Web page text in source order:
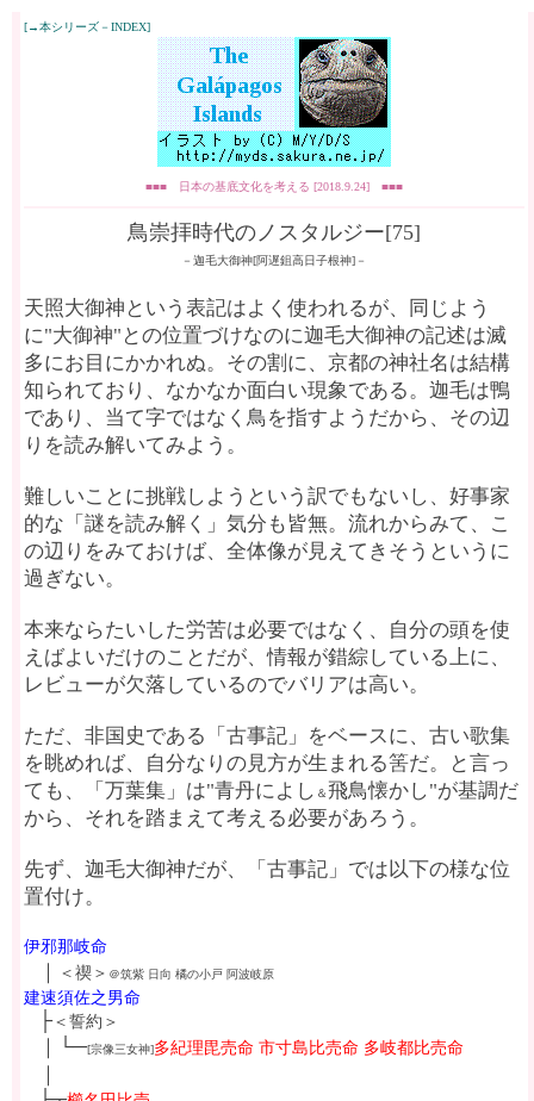
[→本シリーズ－INDEX]
■■■ 日本の基底文化を考える [2018.9.24] ■■■
鳥崇拝時代のノスタルジー[75]
－迦毛大御神[阿遅鉏高日子根神]－
天照大御神という表記はよく使われるが、同じよう
に"大御神"との位置づけなのに迦毛大御神の記述は滅
多にお目にかかれぬ。その割に、京都の神社名は結構
知られており、なかなか面白い現象である。迦毛は鴨
であり、当て字ではなく鳥を指すようだから、その辺
りを読み解いてみよう。
難しいことに挑戦しようという訳でもないし、好事家
的な「謎を読み解く」気分も皆無。流れからみて、こ
の辺りをみておけば、全体像が見えてきそうというに
過ぎない。
本来ならたいした労苦は必要ではなく、自分の頭を使
えばよいだけのことだが、情報が錯綜している上に、
レビューが欠落しているのでバリアは高い。
ただ、非国史である「古事記」をベースに、古い歌集
を眺めれば、自分なりの見方が生まれる筈だ。と言っ
ても、「万葉集」は"青丹によし ＆飛鳥懐かし"が基調だ
から、それを踏まえて考える必要があろう。
先ず、迦毛大御神だが、「古事記」では以下の様な位
置付け。
伊邪那岐命
｜ ＜禊＞ ＠筑紫 日向 橘の小戸 阿波岐原
建速須佐之男命
├＜誓約＞
｜└─[宗像三女神]多紀理毘売命 市寸島比売命 多岐都比売命
｜